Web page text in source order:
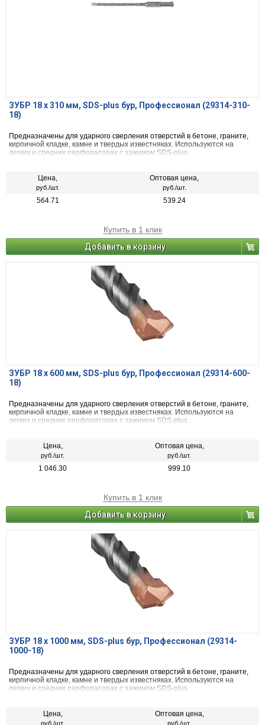
ЗУБР 18 x 310 мм, SDS-plus бур, Профессионал (29314-310-
18)
Предназначены для ударного сверления отверстий в бетоне, граните,
кирпичной кладке, камне и твердых известняках. Используются на
легких и средних перфораторах с зажимом SDS-plus.
Цена,
руб./шт.
Оптовая цена,
руб./шт.
564.71 539.24
Купить в 1 клик
Добавить в корзину
ЗУБР 18 x 600 мм, SDS-plus бур, Профессионал (29314-600-
18)
Предназначены для ударного сверления отверстий в бетоне, граните,
кирпичной кладке, камне и твердых известняках. Используются на
легких и средних перфораторах с зажимом SDS-plus.
Цена,
руб./шт.
Оптовая цена,
руб./шт.
1 046.30 999.10
Купить в 1 клик
Добавить в корзину
ЗУБР 18 x 1000 мм, SDS-plus бур, Профессионал (29314-
1000-18)
Предназначены для ударного сверления отверстий в бетоне, граните,
кирпичной кладке, камне и твердых известняках. Используются на
легких и средних перфораторах с зажимом SDS-plus.
Цена,
руб./шт.
Оптовая цена,
руб./шт.